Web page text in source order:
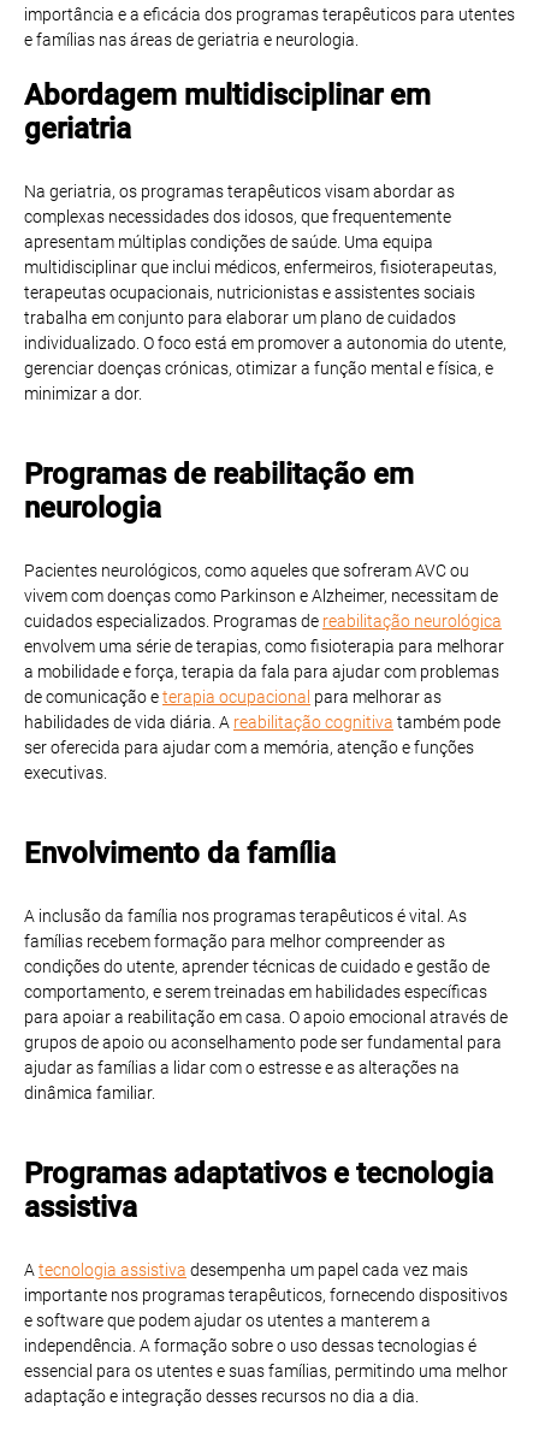
importância e a eficácia dos programas terapêuticos para utentes
e famílias nas áreas de geriatria e neurologia.
Abordagem multidisciplinar em
geriatria
Na geriatria, os programas terapêuticos visam abordar as
complexas necessidades dos idosos, que frequentemente
apresentam múltiplas condições de saúde. Uma equipa
multidisciplinar que inclui médicos, enfermeiros, fisioterapeutas,
terapeutas ocupacionais, nutricionistas e assistentes sociais
trabalha em conjunto para elaborar um plano de cuidados
individualizado. O foco está em promover a autonomia do utente,
gerenciar doenças crónicas, otimizar a função mental e física, e
minimizar a dor.
Programas de reabilitação em
neurologia
Pacientes neurológicos, como aqueles que sofreram AVC ou
vivem com doenças como Parkinson e Alzheimer, necessitam de
cuidados especializados. Programas de reabilitação neurológica
envolvem uma série de terapias, como fisioterapia para melhorar
a mobilidade e força, terapia da fala para ajudar com problemas
de comunicação eterapia ocupacional para melhorar as
habilidades de vida diária. A reabilitação cognitiva também pode
ser oferecida para ajudar com a memória, atenção e funções
executivas.
Envolvimento da família
A inclusão da família nos programas terapêuticos é vital. As
famílias recebem formação para melhor compreender as
condições do utente, aprender técnicas de cuidado e gestão de
comportamento, e serem treinadas em habilidades específicas
para apoiar a reabilitação em casa. O apoio emocional através de
grupos de apoio ou aconselhamento pode ser fundamental para
ajudar as famílias a lidar com o estresse e as alterações na
dinâmica familiar.
Programas adaptativos e tecnologia
assistiva
A tecnologia assistiva desempenha um papel cada vez mais
importante nos programas terapêuticos, fornecendo dispositivos
e software que podem ajudar os utentes a manterem a
independência. A formação sobre o uso dessas tecnologias é
essencial para os utentes e suas famílias, permitindo uma melhor
adaptação e integração desses recursos no dia a dia.